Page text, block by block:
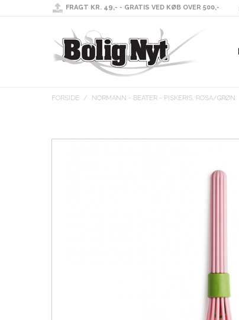
FRAGT KR. 49,- - GRATIS VED KØB OVER 500,-
FORSIDE / NORMANN - BEATER - PISKERIS, ROSA/GRØN